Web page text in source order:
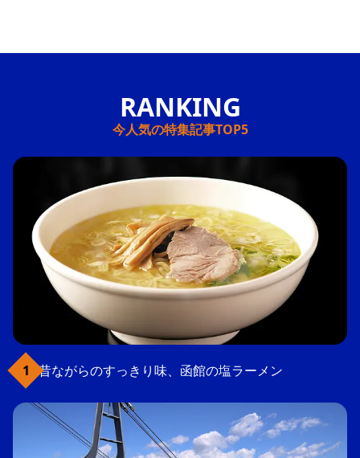
今人気の特集記事TOP5
昔ながらのすっきり味、函館の塩ラーメン